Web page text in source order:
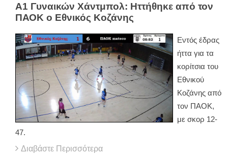
Α1 Γυναικών Χάντμπολ: Ηττήθηκε από τον
ΠΑΟΚ ο Εθνικός Κοζάνης
Εντός έδρας
ήττα για τα
κορίτσια του
Εθνικού
Κοζάνης από
τον ΠΑΟΚ,
με σκορ 12-
47.
Διαβάστε Περισσότερα